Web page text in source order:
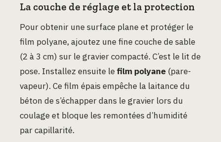
La couche de réglage et la protection
Pour obtenir une surface plane et protéger le
film polyane, ajoutez une fine couche de sable
(2 à 3 cm) sur le gravier compacté. C’est le lit de
pose. Installez ensuite lefilm polyane (pare-
vapeur). Ce film épais empêche la laitance du
béton de s’échapper dans le gravier lors du
coulage et bloque les remontées d’humidité
par capillarité.